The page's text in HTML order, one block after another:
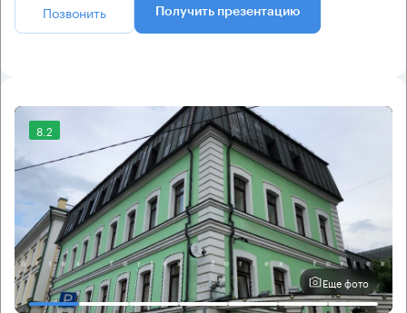
Позвонить Получить презентацию
8.2
Еще фото